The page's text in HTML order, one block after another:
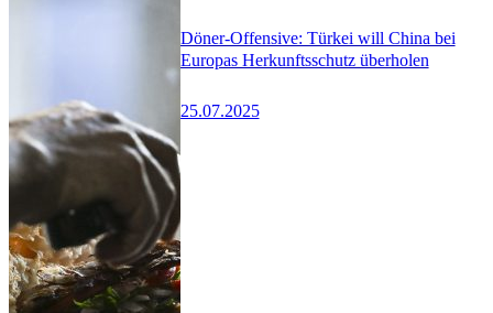
Döner-Offensive: Türkei will China bei
Europas Herkunftsschutz überholen
25.07.2025